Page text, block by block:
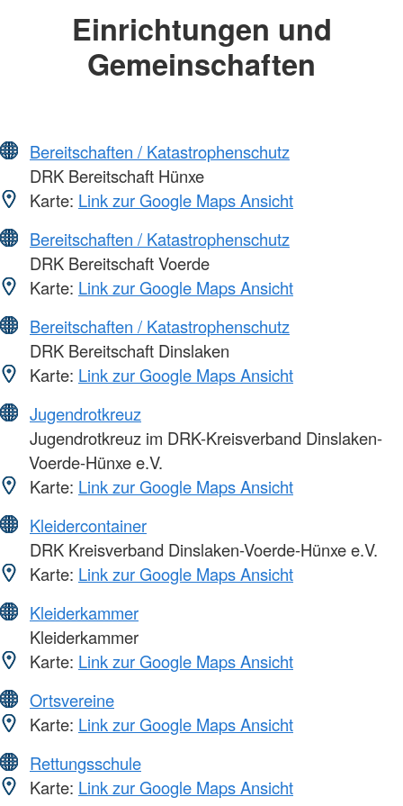
Einrichtungen und
Gemeinschaften
Bereitschaften / Katastrophenschutz
DRK Bereitschaft Hünxe
Karte: Link zur Google Maps Ansicht
Bereitschaften / Katastrophenschutz
DRK Bereitschaft Voerde
Karte: Link zur Google Maps Ansicht
Bereitschaften / Katastrophenschutz
DRK Bereitschaft Dinslaken
Karte: Link zur Google Maps Ansicht
Jugendrotkreuz
Jugendrotkreuz im DRK-Kreisverband Dinslaken-
Voerde-Hünxe e.V.
Karte: Link zur Google Maps Ansicht
Kleidercontainer
DRK Kreisverband Dinslaken-Voerde-Hünxe e.V.
Karte: Link zur Google Maps Ansicht
Kleiderkammer
Kleiderkammer
Karte: Link zur Google Maps Ansicht
Ortsvereine
Karte: Link zur Google Maps Ansicht
Rettungsschule
Karte: Link zur Google Maps Ansicht